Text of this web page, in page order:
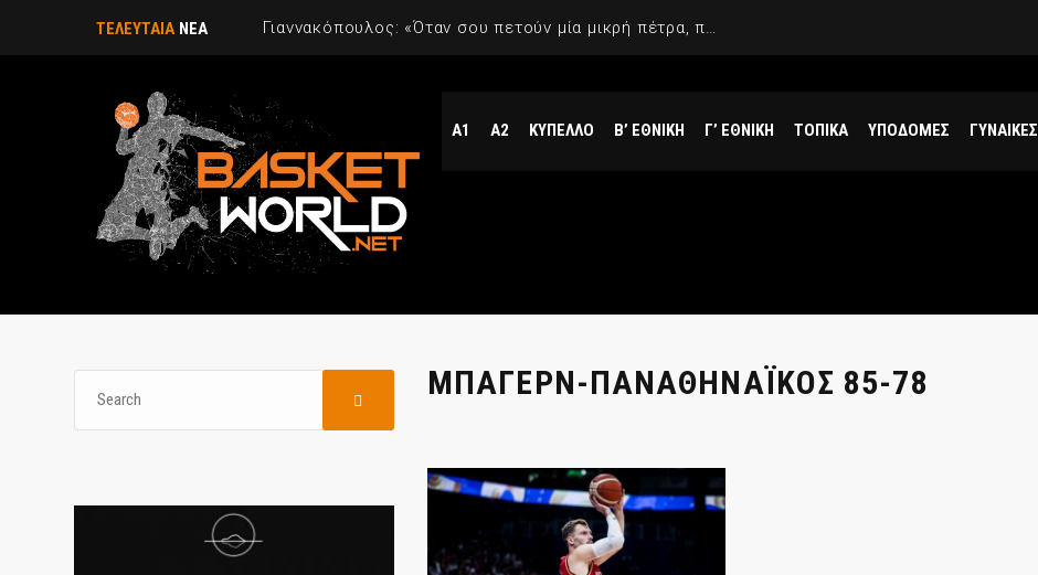
ΤΕΛΕΥΤΑΙΑ ΝΕΑ Γιαννακόπουλος: «Όταν σου πετούν μία μικρή πέτρα, παίρνεις έναν μεγάλο βράχο και τους καταστρέφεις»
Α1 Α2 ΚΥΠΕΛΛΟ Β’ ΕΘΝΙΚΗ Γ’ ΕΘΝΙΚΗ ΤΟΠΙΚΑ ΥΠΟΔΟΜΕΣ ΓΥΝΑΙΚΕΣ
ΜΠΑΓΕΡΝ-ΠΑΝΑΘΗΝΑΪΚΟΣ 85-78